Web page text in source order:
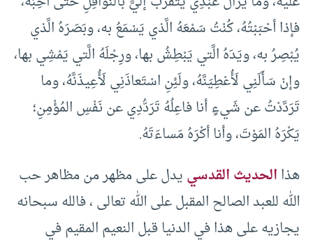
فإذا أحْبَبْتُهُ، كُنْتُ سَمْعَهُ الَّذي يَسْمَعُ به، وبَصَرَهُ الَّذي
يُبْصِرُ به، ويَدَهُ الَّتي يَبْطِشُ بها، ورِجْلَهُ الَّتي يَمْشِي بها،
وإنْ سَأَلَنِي لَأُعْطِيَنَّهُ، ولَئِنِ اسْتَعاذَنِي لَأُعِيذَنَّهُ، وما
تَرَدَّدْتُ عن شَيءٍ أنا فاعِلُهُ تَرَدُّدِي عن نَفْسِ المُؤْمِنِ؛
يَكْرَهُ المَوْتَ، وأنا أكْرَهُ مَساءَتَهُ.
هذاالحديث القدسييدل على مظهر من مظاهر حب
الله للعبد الصالح المقبل على الله تعالى ، فالله سبحانه
يجازيه على هذا في الدنيا قبل النعيم المقيم في